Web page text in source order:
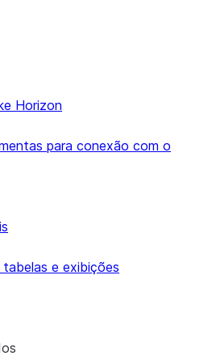
Horizon
para conexão com o
e exibições